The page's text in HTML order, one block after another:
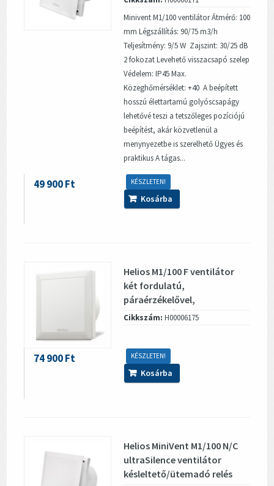
Minivent M1/100 ventilátor Átmérő: 100
mm Légszállítás: 90/75 m3/h
Teljesítmény: 9/5 W Zajszint: 30/25 dB
2 fokozat Levehető visszacsapó szelep
Védelem: IP45 Max.
Közeghőmérséklet: +40 A beépített
hosszú élettartamú golyóscsapágy
lehetővé teszi a tetszőleges pozíciójú
beépítést, akár közvetlenül a
menynyezetbe is szerelhető Ügyes és
praktikus A tágas...
KÉSZLETEN!
49 900 Ft
Kosárba
Helios M1/100 F ventilátor
két fordulatú,
páraérzékelővel,
visszacsapó szeleppel
Cikkszám: H00006175
KÉSZLETEN!
74 900 Ft
Kosárba
Helios MiniVent M1/100 N/C
ultraSilence ventilátor
késleltető/ütemadó relés